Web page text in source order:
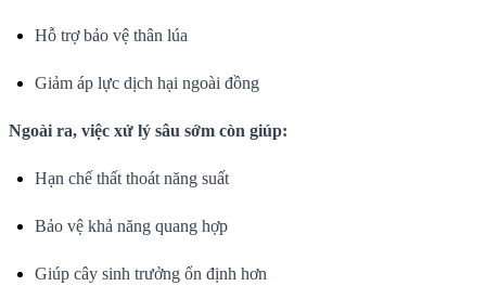
Hỗ trợ bảo vệ thân lúa
Giảm áp lực dịch hại ngoài đồng
Ngoài ra, việc xử lý sâu sớm còn giúp:
Hạn chế thất thoát năng suất
Bảo vệ khả năng quang hợp
Giúp cây sinh trưởng ổn định hơn